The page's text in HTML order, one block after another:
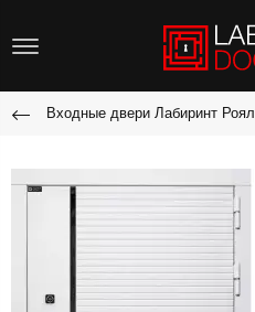
Входные двери Лабиринт Роял